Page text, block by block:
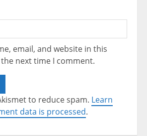
email, and website in this
next time I comment.
to reduce spam. Learn
data is processed.